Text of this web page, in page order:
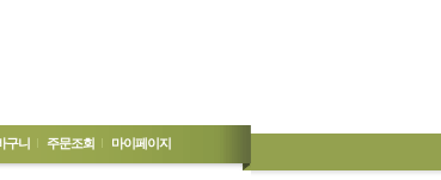
구니 주문조회 마이페이지